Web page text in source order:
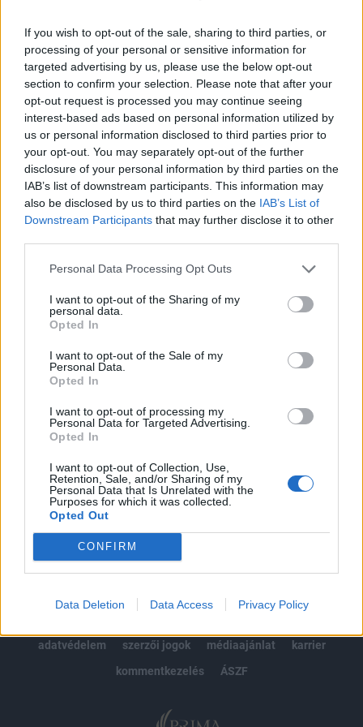
If you wish to opt-out of the sale, sharing to third parties, or
processing of your personal or sensitive information for
targeted advertising by us, please use the below opt-out
section to confirm your selection. Please note that after your
opt-out request is processed you may continue seeing
interest-based ads based on personal information utilized by
us or personal information disclosed to third parties prior to
your opt-out. You may separately opt-out of the further
disclosure of your personal information by third parties on the
IAB’s list of downstream participants. This information may
also be disclosed by us to third parties on the IAB’s List of
Downstream Participants that may further disclose it to other
Personal Data Processing Opt Outs
I want to opt-out of the Sharing of my
personal data.
Opted In
I want to opt-out of the Sale of my
Personal Data.
Opted In
I want to opt-out of processing my
Personal Data for Targeted Advertising.
Opted In
I want to opt-out of Collection, Use,
Retention, Sale, and/or Sharing of my
Personal Data that Is Unrelated with the
Purposes for which it was collected.
Opted Out
CONFIRM
Data Deletion Data Access Privacy Policy
A munkabeszüntetés hátterében elakadt kollektív
bértárgyalások állnak. Az eredeti tervek szerint a sztrájk
csak Dél-Hollandia, Zeeland és Nyugat-Brabant egyes
részeit érintette volna, de vasárnap a legnagyobb vasutas-
szakszervezet, a VVMC bejelentette, hogy a Randstad régió
dolgozói is csatlakoznak az akcióhoz, így az NS úgy
döntött, kedden teljesen leállítja az utasszállítást....
KEDVES OLVASÓNK!
regisztrációhoz kötött.
Az előfizetés a következőket tartalmazza:
Portfolio.hu teljes cikkarchívum
kötéslistái
Előfizetés
MÁR ELŐFIZETŐNK VAGY?BEJELENTKEZÉS
adatvédelem
szerzői jogok médiaajánlat
karrier
kommentkezelés
ÁSZF